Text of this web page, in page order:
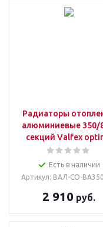
Радиаторы
алюминиевые 350/
секций Valfex
Есть в наличии
Артикул: ВАЛ-CO-
2 910руб.